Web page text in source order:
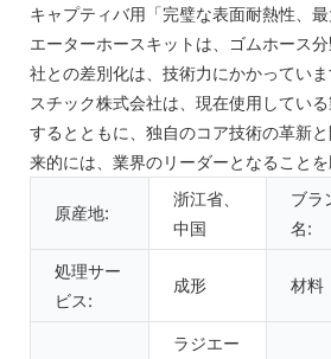
キャプティバ用「完璧な表面耐熱性、
エーターホースキットは、ゴムホース
社との差別化は、技術力にかかってい
スチック株式会社は、現在使用してい
するとともに、独自のコア技術の革新
来的には、業界のリーダーとなることを
原産地:
浙江省、
中国
ブラ
名:
処理サー
ビス:
成形 材料
ラジエー